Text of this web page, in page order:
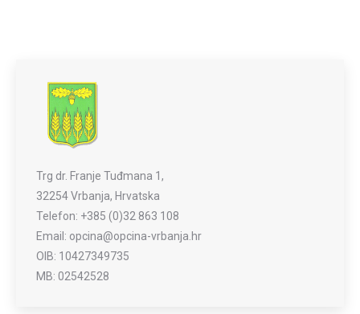
Trg dr. Franje Tuđmana 1,
32254 Vrbanja, Hrvatska
Telefon: +385 (0)32 863 108
Email: opcina@opcina-vrbanja.hr
OIB: 10427349735
MB: 02542528